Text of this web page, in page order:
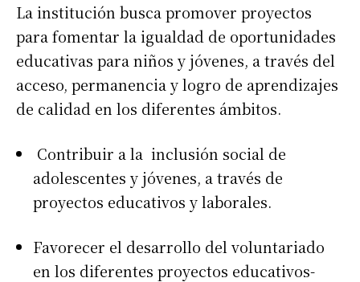
La institución busca promover proyectos
para fomentar la igualdad de oportunidades
educativas para niños y jóvenes, a través del
acceso, permanencia y logro de aprendizajes
de calidad en los diferentes ámbitos.
Contribuir a la inclusión social de
adolescentes y jóvenes, a través de
proyectos educativos y laborales.
Favorecer el desarrollo del voluntariado
en los diferentes proyectos educativos-